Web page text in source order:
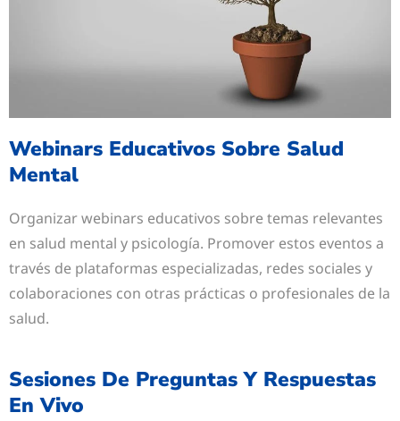
Webinars Educativos Sobre Salud
Mental
Organizar webinars educativos sobre temas relevantes
en salud mental y psicología. Promover estos eventos a
través de plataformas especializadas, redes sociales y
colaboraciones con otras prácticas o profesionales de la
salud.
Sesiones De Preguntas Y Respuestas
En Vivo